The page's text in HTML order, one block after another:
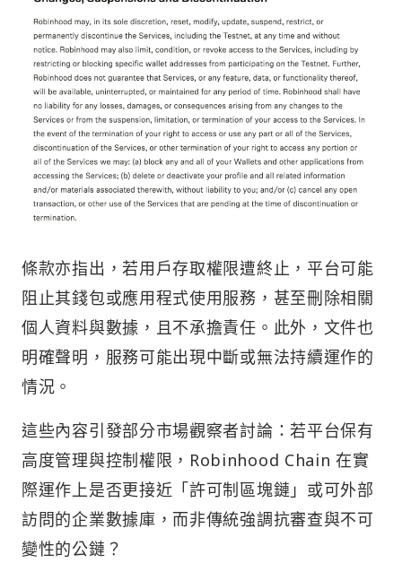
條款亦指出，若用戶存取權限遭終止，平台可能
阻止其錢包或應用程式使用服務，甚至刪除相關
個人資料與數據，且不承擔責任。此外，文件也
明確聲明，服務可能出現中斷或無法持續運作的
情況。
這些內容引發部分市場觀察者討論：若平台保有
高度管理與控制權限，Robinhood Chain 在實
際運作上是否更接近「許可制區塊鏈」或可外部
訪問的企業數據庫，而非傳統強調抗審查與不可
變性的公鏈？